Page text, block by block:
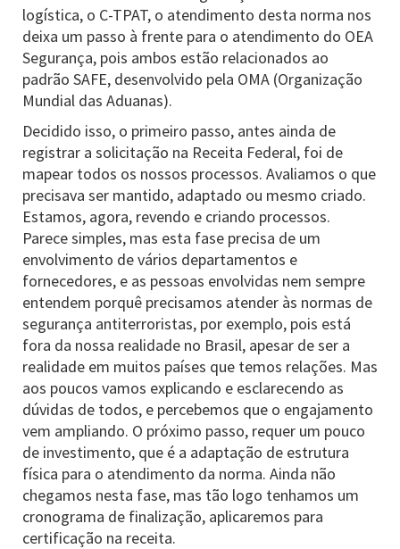
logística, o C-TPAT, o atendimento desta norma nos
deixa um passo à frente para o atendimento do OEA
Segurança, pois ambos estão relacionados ao
padrão SAFE, desenvolvido pela OMA (Organização
Mundial das Aduanas).
Decidido isso, o primeiro passo, antes ainda de
registrar a solicitação na Receita Federal, foi de
mapear todos os nossos processos. Avaliamos o que
precisava ser mantido, adaptado ou mesmo criado.
Estamos, agora, revendo e criando processos.
Parece simples, mas esta fase precisa de um
envolvimento de vários departamentos e
fornecedores, e as pessoas envolvidas nem sempre
entendem porquê precisamos atender às normas de
segurança antiterroristas, por exemplo, pois está
fora da nossa realidade no Brasil, apesar de ser a
realidade em muitos países que temos relações. Mas
aos poucos vamos explicando e esclarecendo as
dúvidas de todos, e percebemos que o engajamento
vem ampliando. O próximo passo, requer um pouco
de investimento, que é a adaptação de estrutura
física para o atendimento da norma. Ainda não
chegamos nesta fase, mas tão logo tenhamos um
cronograma de finalização, aplicaremos para
certificação na receita.